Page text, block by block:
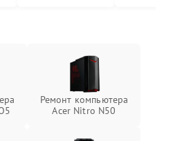
Ремонт компьютера
Acer Nitro N50